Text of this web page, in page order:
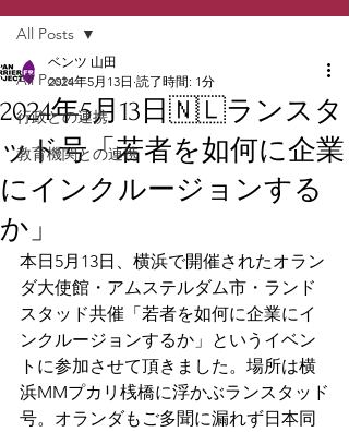
All Posts
行政との連携
教育機関との連携
All Posts
2024年5月13日🇳🇱ランスタ
ッド号「若者を如何に企業
にインクルージョンする
か」
ベンツ 山田
2024年5月13日 読了時間: 1分
本日5月13日、横浜で開催されたオラン
ダ大使館・アムステルダム市・ランド
スタッド共催「若者を如何に企業にイ
ンクルージョンするか」というイベン
トに参加させて頂きました。場所は横
浜MMプカリ桟橋に浮かぶランスタッド
号。オランダもご多聞に漏れず日本同